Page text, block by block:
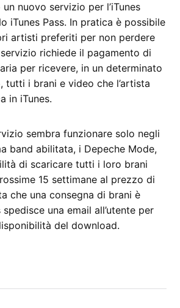
nuovo servizio per l’iTunes
iTunes Pass. In pratica è possibile
artisti preferiti per non perdere
richiede il pagamento di
per ricevere, in un determinato
tutti i brani e video che l’artista
in iTunes.
sembra funzionare solo negli
band abilitata, i Depeche Mode,
di scaricare tutti i loro brani
15 settimane al prezzo di
che una consegna di brani è
una email all’utente per
del download.